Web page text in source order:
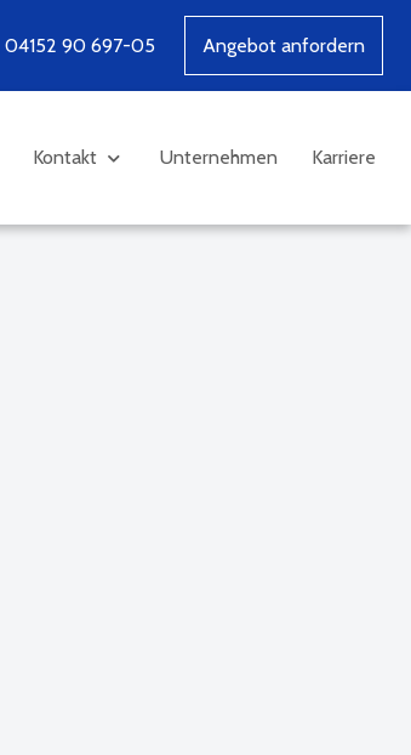
04152 90 697-05 Angebot anfordern
Kontakt Unternehmen Karriere